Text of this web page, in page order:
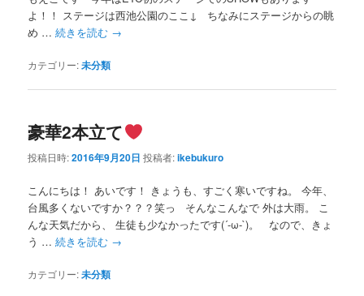
よ！！ ステージは西池公園のここ↓ ちなみにステージからの眺
め …続きを読む →
カテゴリー:未分類
豪華2本立て
投稿日時:2016年9月20日 投稿者:ikebukuro
こんにちは！ あいです！ きょうも、すごく寒いですね。 今年、
台風多くないですか？？？笑っ そんなこんなで 外は大雨。 こ
んな天気だから、 生徒も少なかったです(´-ω-`)。 なので、きょ
う …続きを読む →
カテゴリー:未分類